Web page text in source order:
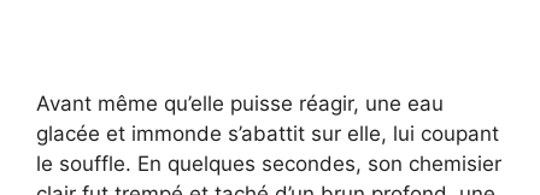
Avant même qu’elle puisse réagir, une eau
glacée et immonde s’abattit sur elle, lui coupant
le souffle. En quelques secondes, son chemisier